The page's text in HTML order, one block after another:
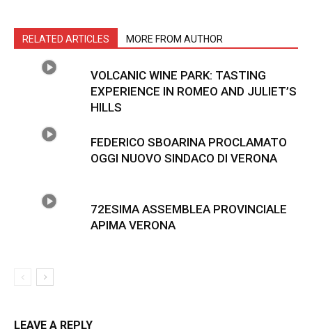
RELATED ARTICLES MORE FROM AUTHOR
VOLCANIC WINE PARK: TASTING
EXPERIENCE IN ROMEO AND JULIET’S
HILLS
FEDERICO SBOARINA PROCLAMATO
OGGI NUOVO SINDACO DI VERONA
72ESIMA ASSEMBLEA PROVINCIALE
APIMA VERONA
LEAVE A REPLY